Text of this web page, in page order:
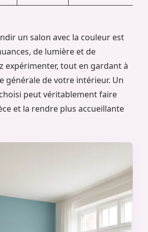
un salon avec la couleur est
de lumière et de
expérimenter, tout en gardant à
générale de votre intérieur. Un
peut véritablement faire
et la rendre plus accueillante